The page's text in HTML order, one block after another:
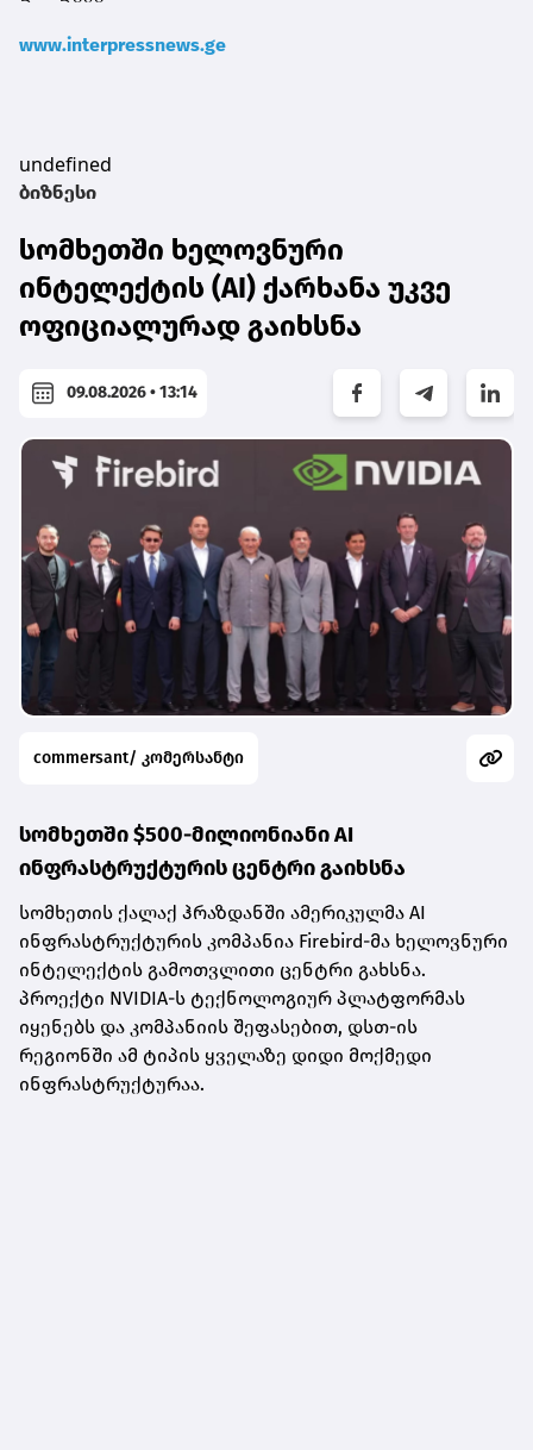
www.interpressnews.ge
undefined
ბიზნესი
სომხეთში ხელოვნური
ინტელექტის (AI) ქარხანა უკვე
ოფიციალურად გაიხსნა
09.08.2026 • 13:14
commersant/ კომერსანტი
სომხეთში $500-მილიონიანი AI
ინფრასტრუქტურის ცენტრი გაიხსნა
სომხეთის ქალაქ ჰრაზდანში ამერიკულმა AI
ინფრასტრუქტურის კომპანია Firebird-მა ხელოვნური
ინტელექტის გამოთვლითი ცენტრი გახსნა.
პროექტი NVIDIA-ს ტექნოლოგიურ პლატფორმას
იყენებს და კომპანიის შეფასებით, დსთ-ის
რეგიონში ამ ტიპის ყველაზე დიდი მოქმედი
ინფრასტრუქტურაა.